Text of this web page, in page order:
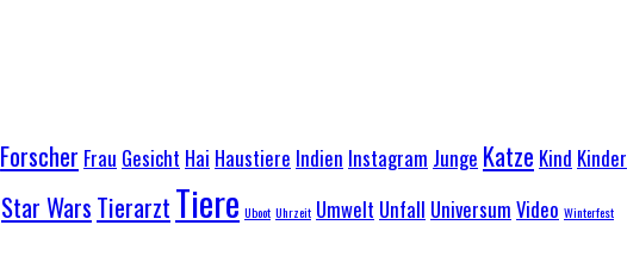
Forscher Frau Gesicht Hai Haustiere Indien Instagram Junge Katze Kind Kinder
Star WarsTierarztTiere Uboot Uhrzeit Umwelt Unfall Universum Video Winterfest